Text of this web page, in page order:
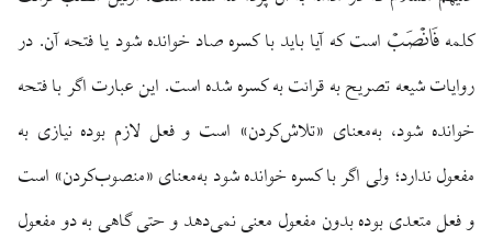
کلمهفَانْصَبْ است که آیا باید با کسره صاد خوانده شود یا فتحه آن. در
روایات شیعه تصریح به قرائت به کسره شده است. این عبارت اگر با فتحه
خوانده شود، به‌معنای «تلاش‌کردن» است و فعل لازم بوده نیازی به
مفعول ندارد؛ ولی اگر با کسره خوانده شود به‌معنای «منصوب‌کردن» است
و فعل متعدی بوده بدون مفعول معنی نمی‌دهد و حتی گاهی به دو مفعول